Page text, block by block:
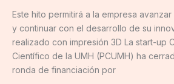
Este hito permitirá a la empresa
y continuar con el desarrollo de su
realizado con impresión 3D La start-up
Científico de la UMH (PCUMH) ha
ronda de financiación por